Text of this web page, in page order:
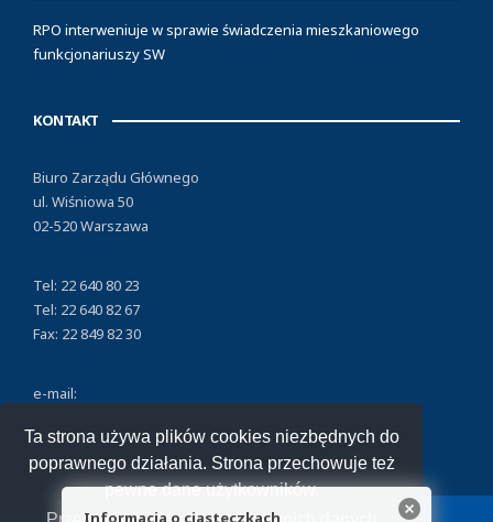
Ta strona używa plików cookies niezbędnych do
poprawnego działania. Strona przechowuje też
pewne dane użytkowników.
RPO interweniuje w sprawie świadczenia mieszkaniowego
funkcjonariuszy SW
KONTAKT
Biuro Zarządu Głównego
ul. Wiśniowa 50
02-520 Warszawa
Tel: 22 640 80 23
Tel: 22 640 82 67
Fax: 22 849 82 30
e-mail:
Informacja o ciasteczkach